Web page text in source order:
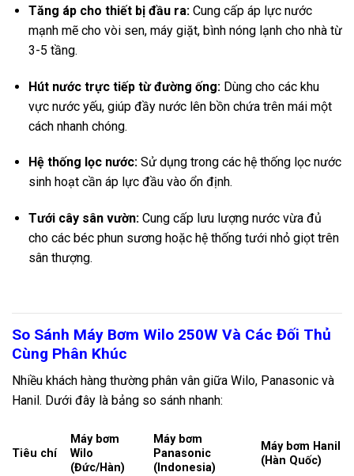
Tăng áp cho thiết bị đầu ra:Cung cấp áp lực nước
mạnh mẽ cho vòi sen, máy giặt, bình nóng lạnh cho nhà từ
3-5 tầng.
Hút nước trực tiếp từ đường ống:Dùng cho các khu
vực nước yếu, giúp đầy nước lên bồn chứa trên mái một
cách nhanh chóng.
Hệ thống lọc nước:Sử dụng trong các hệ thống lọc nước
sinh hoạt cần áp lực đầu vào ổn định.
Tưới cây sân vườn:Cung cấp lưu lượng nước vừa đủ
cho các béc phun sương hoặc hệ thống tưới nhỏ giọt trên
sân thượng.
So Sánh Máy Bơm Wilo 250W Và Các Đối Thủ
Cùng Phân Khúc
Nhiều khách hàng thường phân vân giữa Wilo, Panasonic và
Hanil. Dưới đây là bảng so sánh nhanh:
Tiêu chí
Máy bơm
Wilo
(Đức/Hàn)
Máy bơm
Panasonic
(Indonesia)
Máy bơm Hanil
(Hàn Quốc)